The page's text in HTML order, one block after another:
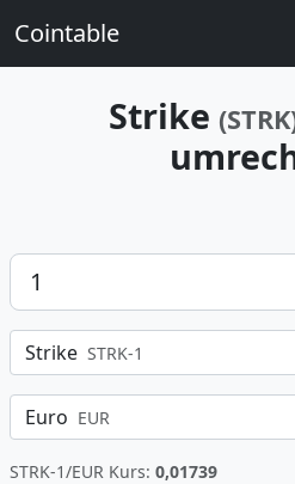
Cointable
Strike
Betrag
Strike STRK-1
Euro EUR
STRK-1/EUR Kurs: 0,01739